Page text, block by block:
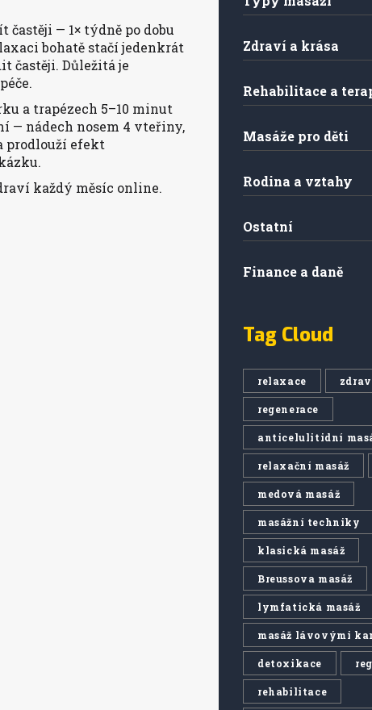
častěji — 1× týdně po dobu
bohatě stačí jedenkrát
častěji. Důležitá je
a trapézech 5–10 minut
— nádech nosem 4 vteřiny,
prodlouží efekt
každý měsíc online.
Zdraví a krása
Rehabilitace a
Masáže pro děti
Rodina a vztahy
Ostatní
Finance a daně
Tag Cloud
relaxace
regenerace
anticelulitidní
relaxační masáž
medová masáž
masážní techniky
klasická masáž
Breussova masáž
lymfatická masáž
masáž lávovými
detoxikace
rehabilitace